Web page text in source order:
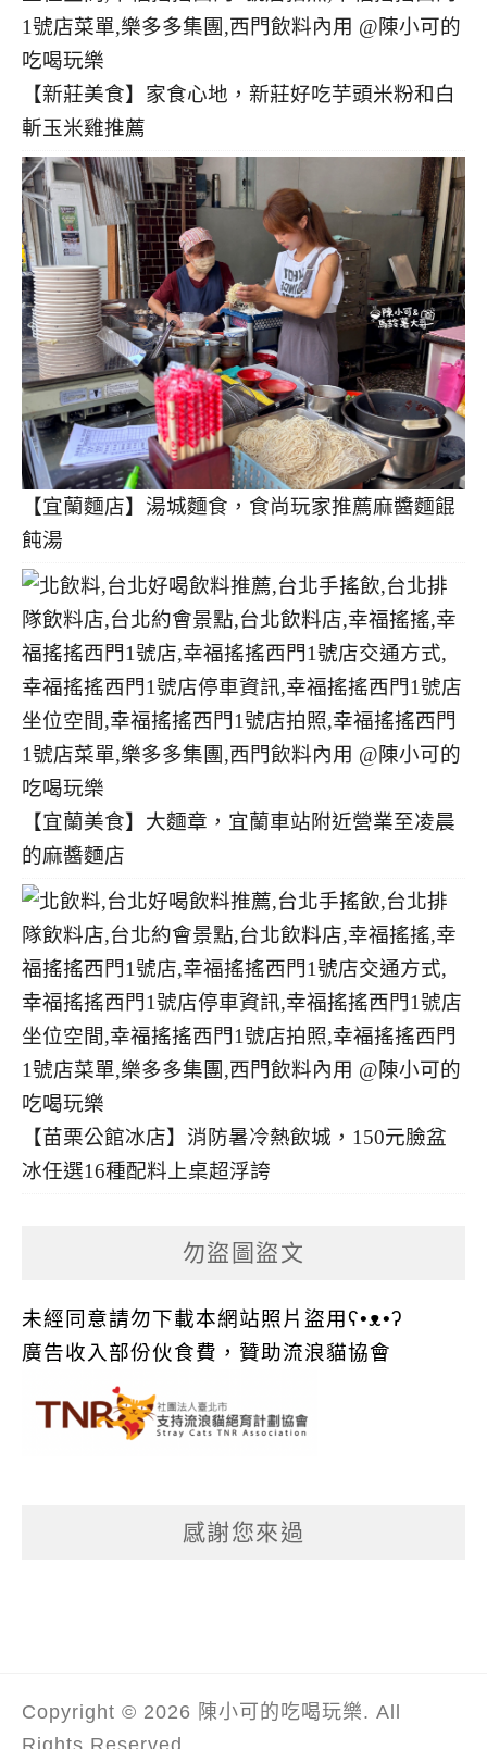
【新莊美食】家食心地，新莊好吃芋頭米粉和白
斬玉米雞推薦
【宜蘭麵店】湯城麵食，食尚玩家推薦麻醬麵餛
飩湯
【宜蘭美食】大麵章，宜蘭車站附近營業至凌晨
的麻醬麵店
【苗栗公館冰店】消防暑冷熱飲城，150元臉盆
冰任選16種配料上桌超浮誇
勿盜圖盜文
未經同意請勿下載本網站照片盜用ʕ•ᴥ•ʔ
廣告收入部份伙食費，贊助流浪貓協會
感謝您來過
Copyright © 2026 陳小可的吃喝玩樂. All